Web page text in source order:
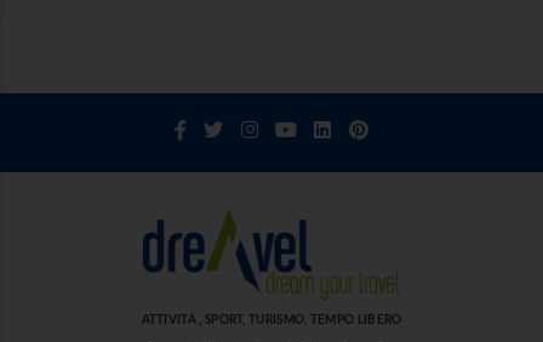
ATTIVITÀ , SPORT, TURISMO, TEMPO LIBERO